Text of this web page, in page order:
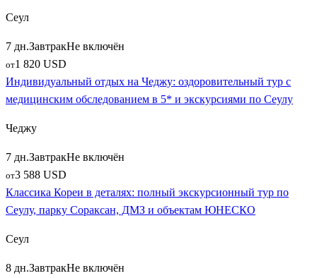
Сеул
7 дн.ЗавтракНе включён
от1 820 USD
Индивидуальный отдых на Чеджу: оздоровительный тур с
медицинским обследованием в 5* и экскурсиями по Сеулу
Чеджу
7 дн.ЗавтракНе включён
от3 588 USD
Классика Кореи в деталях: полный экскурсионный тур по
Сеулу, парку Сораксан, ДМЗ и объектам ЮНЕСКО
Сеул
8 дн.ЗавтракНе включён